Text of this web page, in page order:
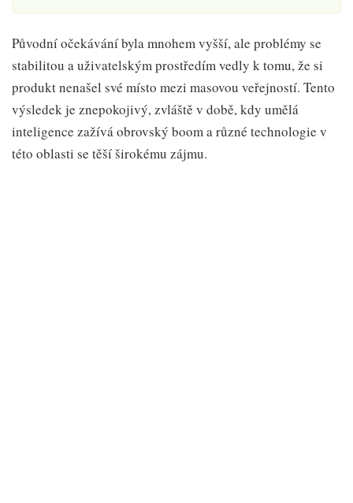
Původní očekávání byla mnohem vyšší, ale problémy se
stabilitou a uživatelským prostředím vedly k tomu, že si
produkt nenašel své místo mezi masovou veřejností. Tento
výsledek je znepokojivý, zvláště v době, kdy umělá
inteligence zažívá obrovský boom a různé technologie v
této oblasti se těší širokému zájmu.